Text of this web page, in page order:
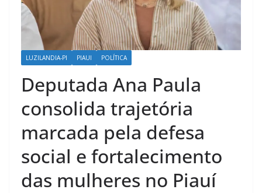
LUZILANDIA-PI PIAUI POLÍTICA
Deputada Ana Paula
consolida trajetória
marcada pela defesa
social e fortalecimento
das mulheres no Piauí